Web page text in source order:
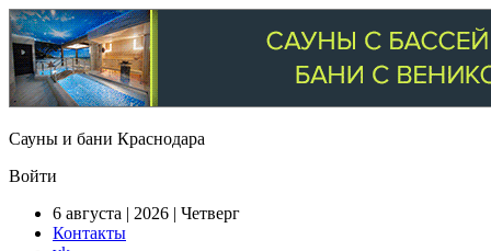
Сауны и бани Краснодара
Войти
6 августа | 2026 | Четверг
Контакты